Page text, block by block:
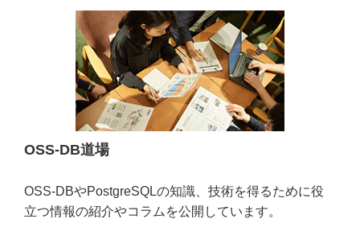
OSS-DB道場
OSS-DBやPostgreSQLの知識、技術を得るために役
立つ情報の紹介やコラムを公開しています。